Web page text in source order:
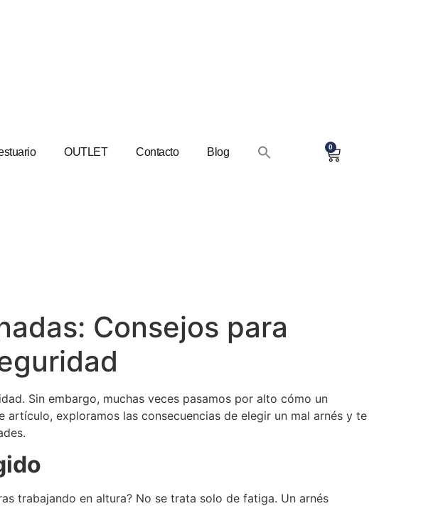
OUTLET Contacto Blog 0
Consejos para
Sin embargo, muchas veces pasamos por alto cómo un
exploramos las consecuencias de elegir un mal arnés y te
trabajando en altura? No se trata solo de fatiga. Un arnés